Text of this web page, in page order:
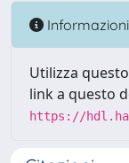
Informazioni
Utilizza
link a questo
https://